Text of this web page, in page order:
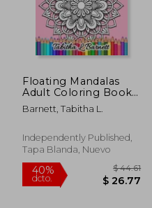
40%
dcto.
$ 235.86
$ 141.52
Floating Mandalas
Adult Coloring Book:
60 Floating 3D
Mandalas to color (en
Barnett, Tabitha L.
Independently Published,
Tapa Blanda, Nuevo